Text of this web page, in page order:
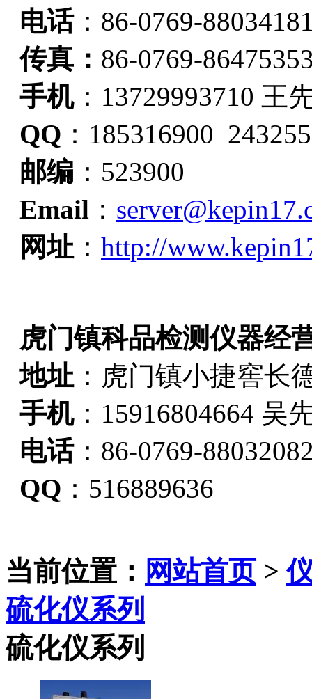
电话：86-0769-
传真： 86-0769-
手机：13729993710 王
QQ ：185316900
邮编 ：523900
Email ：
网址 ： http://
虎门镇科品检测仪器经
地址 ：虎门镇小捷窖长
手机：15916804664 吴
电话：86-0769-
QQ ：516889636
当前位置： 网站首页>
硫化仪系列
硫化仪系列